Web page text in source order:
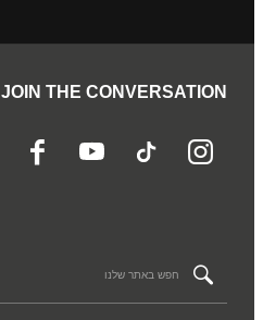
JOIN THE CONVERSATION